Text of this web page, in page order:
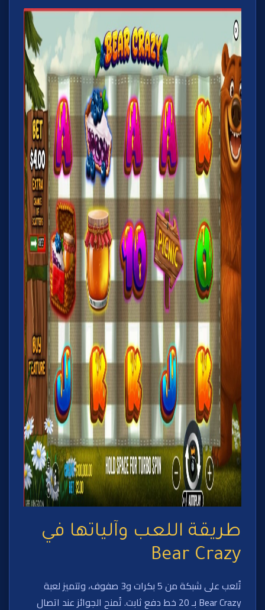
طريقة اللعب وآلياتها في
Bear Crazy
تُلعب على شبكة من 5 بكرات و3 صفوف، وتتميز لعبة
Bear Crazy بـ 20 خط دفع ثابت. تُمنح الجوائز عند اتصال